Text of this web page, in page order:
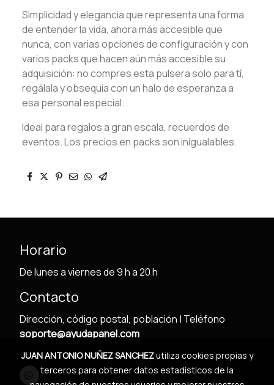
Simplicidad y elegancia que representa una forma
de entender la vida, ahora más accesible que
nunca, con varias opciones de configuración y con
varios packs que hacen aún más accesible su
adquisición: no compres esta pulsera solo para tí,
regálala y obsequia con un halo de esperanza a
esa personal especial.
Ideal para regalos a gran escala, recuerdos de
eventos. Los precios en packs son inigualables.
Horario
De lunes a viernes de 9 h a 20 h
Contacto
Dirección, código postal, población | Teléfono
soporte@ayudapanel.com
JUAN ANTONIO NUÑEZ SANCHEZutiliza cookies propias y
terceros para obtener datos estadísticos de la